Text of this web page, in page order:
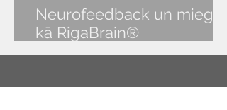
Neurofeedback un miegs:
kā RigaBrain®
NeurOptimal® palīdz atgūt